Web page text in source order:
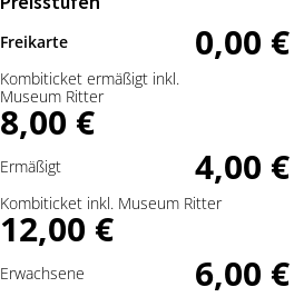
Freikarte 0,00 €
Kombiticket ermäßigt inkl.
Museum Ritter
8,00 €
Ermäßigt 4,00 €
Kombiticket inkl. Museum Ritter
12,00 €
Erwachsene 6,00 €